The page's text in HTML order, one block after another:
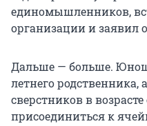
единомышленников,
организации и заявил
Дальше — больше.
летнего родственника,
сверстников в возрасте
присоединиться к